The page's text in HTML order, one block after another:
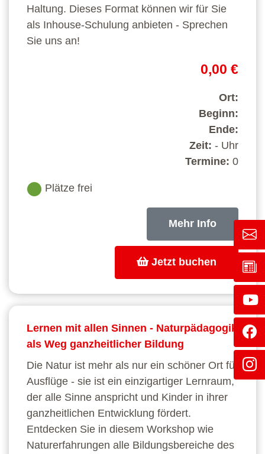
Haltung. Dieses Format können wir für Sie
als Inhouse-Schulung anbieten - Sprechen
Sie uns an!
0,00 €
Ort:
Beginn:
Ende:
Zeit: - Uhr
Termine: 0
Plätze frei
Mehr Info
Jetzt buchen
Lernen mit allen Sinnen - Naturpädagogik
als Weg ganzheitlicher Bildung
Die Natur ist mehr als nur ein schöner Ort für
Ausflüge - sie ist ein einzigartiger Lernraum,
der alle Sinne anspricht und Kinder in ihrer
ganzheitlichen Entwicklung fördert.
Entdecken Sie in diesem Workshop wie
Naturerfahrungen alle Bildungsbereiche des